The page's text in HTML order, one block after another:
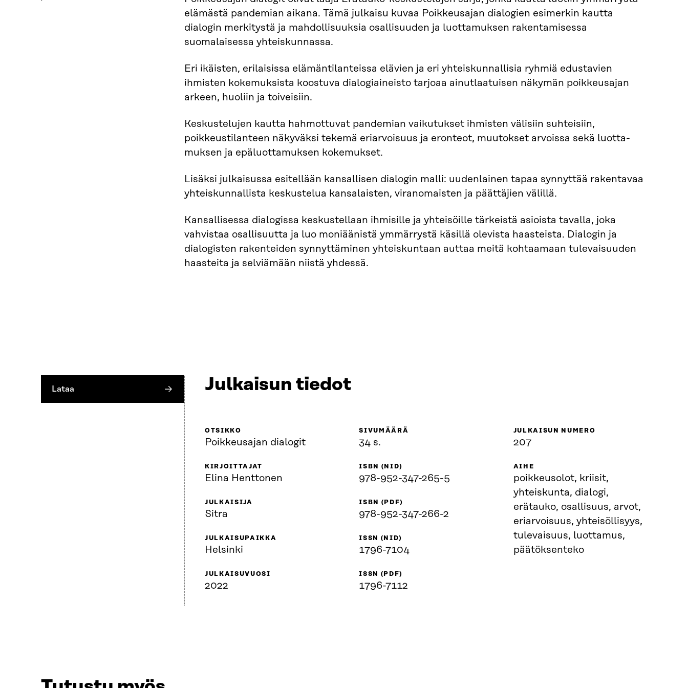
elämästä pandemian aikana. Tämä julkaisu kuvaa Poikkeusajan dialogien e­simerkin kautta
dialogin merkitystä ja mahdollisuuksia osallisuuden ja luottamuksen rakenta­misessa
suomalaisessa yhteiskunnassa.
Eri ikäisten, erilaisissa elämäntilanteissa elävien ja eri yhteiskunnallisia ryhmiä edustavien
ihmisten kokemuksista koostuva dialogiaineisto tarjoaa ainutlaatuisen näkymän poikkeusajan
arkeen, huoliin ja toiveisiin.
Keskustelujen kautta hahmottuvat pandemian vaikutukset ihmisten välisiin suhteisiin,
poikkeustilanteen näkyväksi tekemä eriarvoisuus ja eronteot, muutokset arvoissa sekä luotta­
muksen ja epäluottamuksen kokemukset.
Lisäksi julkaisussa esitellään kansallisen dialogin malli: uudenlainen tapaa synnyttää rakentavaa
yhteiskunnallista keskustelua kansalaisten, viranomaisten ja päättäjien välillä.
Kansallisessa dialogissa keskustellaan ihmisille ja yhteisöille tärkeistä asioista tavalla, joka
vahvistaa osallisuutta ja luo moniäänistä ymmärrystä käsillä olevista haasteista. Dialogin ja
dialogisten rakenteiden synnyttäminen yhteiskuntaan auttaa meitä kohtaamaan tulevaisuuden
haasteita ja selviämään niistä yhdessä.
Lataa Julkaisun tiedot
OTSIKKO
Poikkeusajan dialogit
KIRJOITTAJAT
Elina Henttonen
JULKAISIJA
Sitra
JULKAISUPAIKKA
Helsinki
JULKAISUVUOSI
2022
SIVUMÄÄRÄ
34 s.
ISBN (NID)
978-952-347-265-5
ISBN (PDF)
978-952-347-266-2
ISSN (NID)
1796-7104
ISSN (PDF)
1796-7112
JULKAISUN NUMERO
207
AIHE
poikkeusolot, kriisit,
yhteiskunta, dialogi,
erätauko, osallisuus, arvot,
eriarvoisuus, yhteisöllisyys,
tulevaisuus, luottamus,
päätöksenteko